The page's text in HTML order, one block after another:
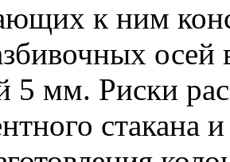
к ним
осей
5 мм. Риски
стакана